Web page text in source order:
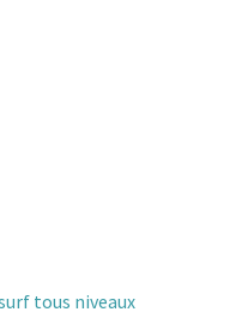
tous niveaux